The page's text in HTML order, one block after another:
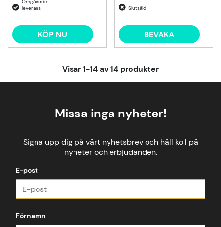
KÖP NU
Slutsåld
BEVAKA
Visar1-14av14 produkter
Missa inga nyheter!
Signa upp dig på vårt nyhetsbrev och håll koll på
nyheter och erbjudanden.
E-post
Förnamn